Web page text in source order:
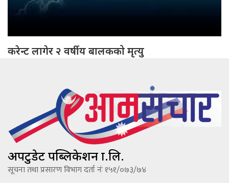
करेन्ट लागेर २ वर्षीय बालकको मृत्यु
अपटुडेट पब्लिकेशन प्रा.लि.
सूचना तथा प्रसारण विभाग दर्ता नंः १५१/०७३/७४